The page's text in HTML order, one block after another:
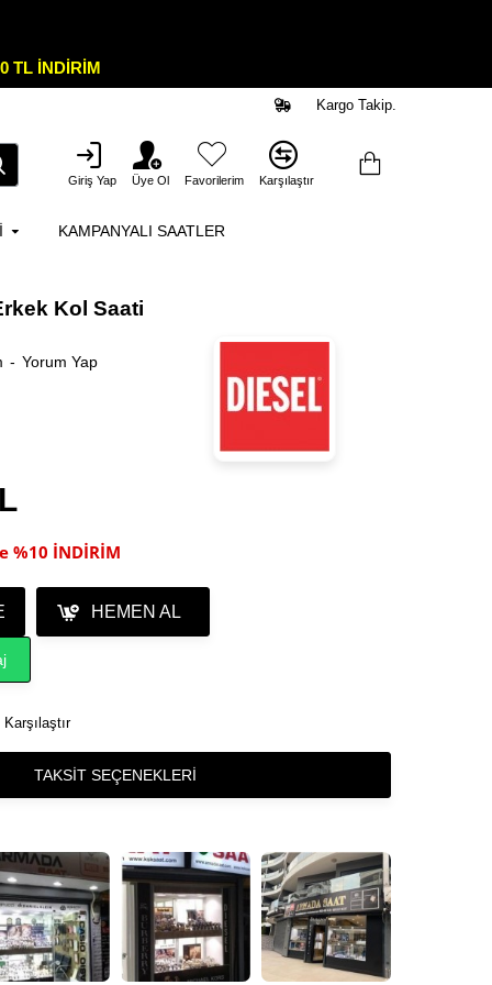
TL İNDİRİM
Kargo Takip.
Giriş Yap Üye Ol Favorilerim Karşılaştır
KAMPANYALI SAATLER
Kol Saati
- Yorum Yap
%10 İNDİRİM
HEMEN AL
Karşılaştır
TAKSIT SEÇENEKLERI